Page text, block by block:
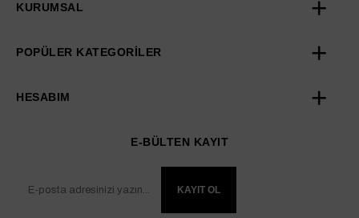
KURUMSAL
POPÜLER KATEGORİLER
HESABIM
E-BÜLTEN KAYIT
KAYIT OL